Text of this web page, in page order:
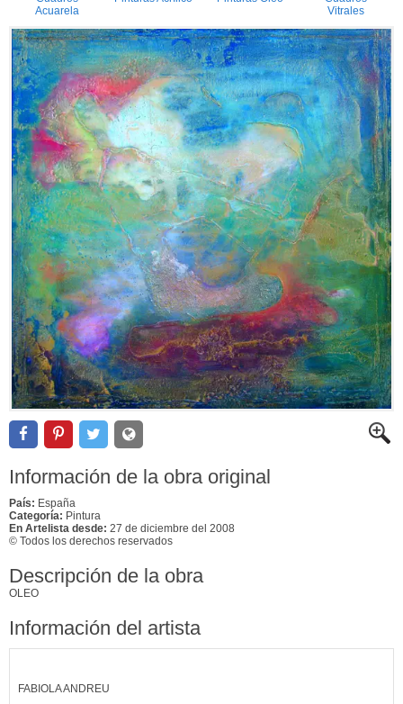
Acuarela
Vitrales
Información de la obra original
País: España
Categoría: Pintura
En Artelista desde: 27 de diciembre del 2008
© Todos los derechos reservados
Descripción de la obra
OLEO
Información del artista
FABIOLA ANDREU